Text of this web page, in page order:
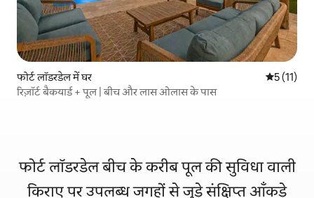
फोर्ट लॉडरडेल में घर औसत रेटिंग
5 (11)
रिज़ॉर्ट बैकयार्ड + पूल | बीच और लास ओलास के पास
फोर्ट लॉडरडेल बीच के करीब पूल की सुविधा वाली
किराए पर उपलब्ध जगहों से जुड़े संक्षिप्त आँकड़े